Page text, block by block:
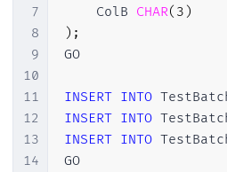
7
8
9
10
11
12
13
14
    ColB
CHAR( 3 )
) ;
GO
INSERT INTO
INSERT INTO
INSERT INTO
GO